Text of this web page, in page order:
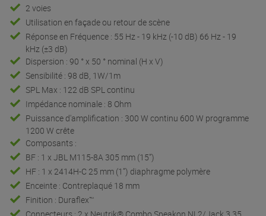
2 voies
Utilisation en façade ou retour de scène
Réponse en Fréquence : 55 Hz - 19 kHz (-10 dB) 66 Hz - 19
kHz (±3 dB)
Dispersion : 90 ° x 50 ° nominal (H x V)
Sensibilité : 98 dB, 1W/1m
SPL Max : 122 dB SPL continu
Impédance nominale : 8 Ohm
Puissance d'amplification : 300 W continu 600 W programme
1200 W crête
Composants :
BF : 1 x JBL M115-8A 305 mm (15”)
HF : 1 x 2414H-C 25 mm (1”) diaphragme polymère
Enceinte : Contreplaqué 18 mm
Finition : Duraflex™